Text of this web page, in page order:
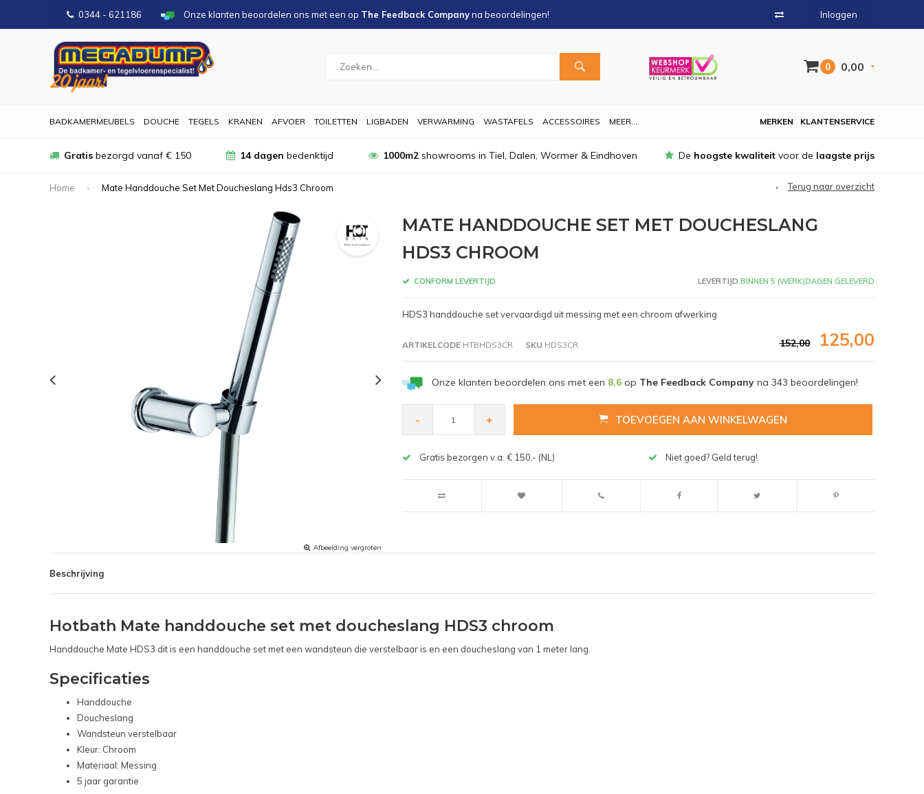
0344 - 621186 Onze klanten beoordelen ons met een op The Feedback Companyna beoordelingen! Inloggen
0 0,00
BADKAMERMEUBELS DOUCHE TEGELS KRANEN AFVOER TOILETTEN LIGBADEN VERWARMING WASTAFELS ACCESSOIRES MEER.... KLANTENSERVICE
MERKEN
Gratis bezorgd vanaf € 150 14 dagen bedenktijd 1000m2showrooms in Tiel, Dalen, Wormer & Eindhoven De hoogste kwaliteit voor de laagste prijs
Home Mate Handdouche Set Met Doucheslang Hds3 Chroom Terug naar overzicht
Afbeelding vergroten
MATE HANDDOUCHE SET MET DOUCHESLANG
HDS3 CHROOM
CONFORM LEVERTIJD LEVERTIJD BINNEN 5 (WERK)DAGEN GELEVERD
HDS3 handdouche set vervaardigd uit messing met een chroom afwerking
ARTIKELCODEHTBHDS3CR SKU HDS3CR 152,00 125,00
Onze klanten beoordelen ons met een 8,6op The Feedback Companyna 343 beoordelingen!
- + TOEVOEGEN AAN WINKELWAGEN
Gratis bezorgen v.a. € 150,- (NL) Niet goed? Geld terug!
Beschrijving
Hotbath Mate handdouche set met doucheslang HDS3 chroom
Handdouche Mate HDS3 dit is een handdouche set met een wandsteun die verstelbaar is en een doucheslang van 1 meter lang.
Specificaties
Handdouche
Doucheslang
Wandsteun verstelbaar
Kleur: Chroom
Materiaal: Messing
5 jaar garantie